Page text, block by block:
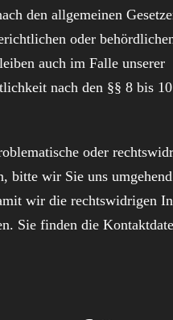
den allgemeinen
oder
auch im Falle unserer
nach den §§ 8 bis 10
oder
bitte wir Sie uns
wir die rechtswidrigen
Sie finden die